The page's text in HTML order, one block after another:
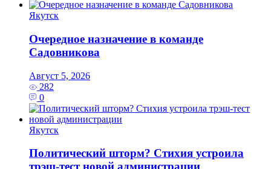
Якутск
Очередное назначение в команде
Садовникова
Август 5, 2026
282
0
Якутск
Политический шторм? Стихия устроила
трэш-тест новой администрации